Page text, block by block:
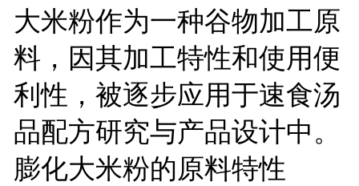
大米粉作为一种谷物加工原
料，因其加工特性和使用便
利性，被逐步应用于速食汤
品配方研究与产品设计中。
膨化大米粉的原料特性